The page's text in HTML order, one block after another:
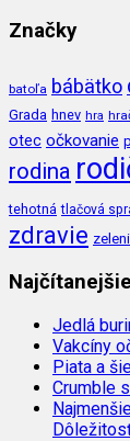
Značky
batoľa bábätko
Grada hnev hra
otec očkovanie
rodina
tehotná tlačová
zdravie
Jedlá
Vakcíny
Piata a
Crumble